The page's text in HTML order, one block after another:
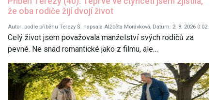
že oba rodiče žijí dvojí život
Autor: podle příběhu Terezy Š. napsala Alžběta Morávková, Datum: 2. 8. 2026 0:02
Celý život jsem považovala manželství svých rodičů za
pevné. Ne snad romantické jako z filmu, ale…